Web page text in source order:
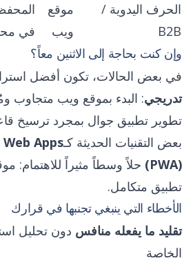
الحرف اليدوية /
B2B
موقع
ويب
في
وإن كنت بحاجة إلى الاثنين معاً؟
في بعض الحالات، تكون أفضل
تدريجي: البدء بموقع ويب متجاوب
تطوير تطبيق جوال بمجرد ترسيخ
بعض التقنيات الحديثة كـApps
(PWA) حلاً وسطاً مثيراً
تطبيق متكامل.
الأخطاء التي ينبغي تجنبها في قرارك
تقليد ما يفعله منافس دون تحليل
الخاصة